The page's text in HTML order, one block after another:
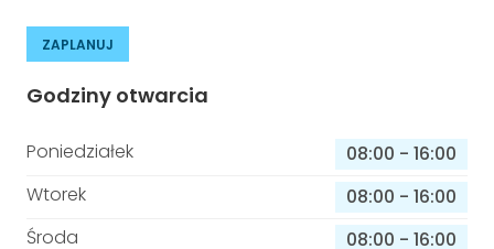
ZAPLANUJ
Godziny otwarcia
Poniedziałek 08:00 - 16:00
Wtorek
08:00 - 16:00
Środa
08:00 - 16:00